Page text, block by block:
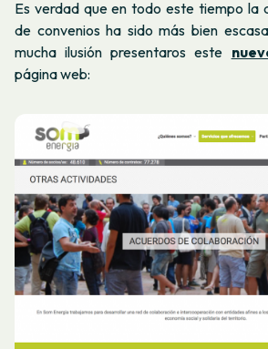
Es verdad que en todo este tiempo la
de convenios ha sido más bien
mucha ilusión presentaros este
página web: